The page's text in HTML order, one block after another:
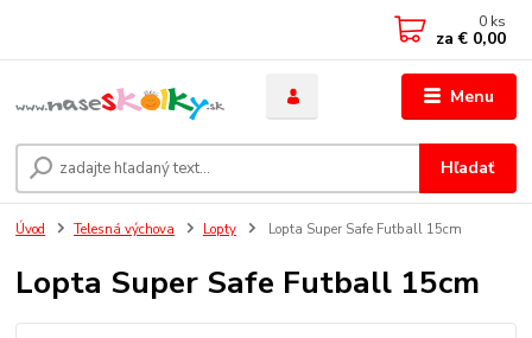
Menu
Hľadať
0 ks
za € 0,00
Úvod Telesná výchova Lopty Lopta Super Safe Futball 15cm
Lopta Super Safe Futball 15cm